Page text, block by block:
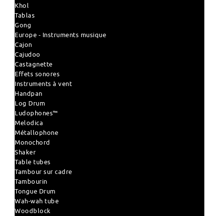
Khol
Tablas
Gong
Europe - Instruments musique
Cajon
Cajudoo
Castagnette
Effets sonores
Instruments à vent
Handpan
Log Drum
Ludophones™
Melodica
Métallophone
Monochord
Shaker
Table tubes
Tambour sur cadre
Tambourin
Tongue Drum
Wah-wah tube
Woodblock